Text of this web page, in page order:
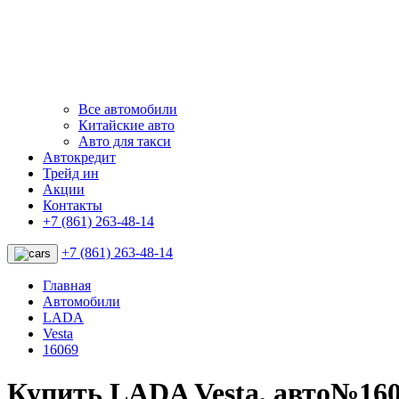
Все автомобили
Китайские авто
Авто для такси
Автокредит
Трейд ин
Акции
Контакты
+7 (861) 263-48-14
+7 (861) 263-48-14
Главная
Автомобили
LADA
Vesta
16069